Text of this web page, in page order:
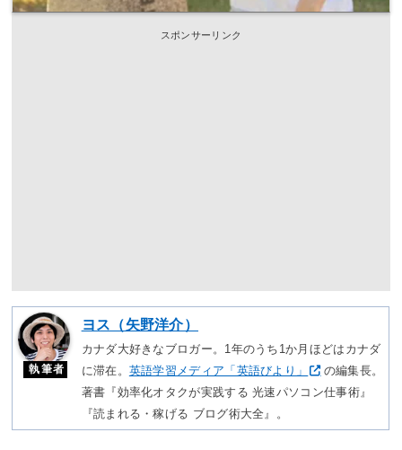
スポンサーリンク
執筆者
ヨス（矢野洋介）
カナダ大好きなブロガー。1年のうち1か月ほどはカナダ
に滞在。 英語学習メディア「英語びより」
の編集長。
著書『効率化オタクが実践する 光速パソコン仕事術』
『読まれる・稼げる ブログ術大全』。